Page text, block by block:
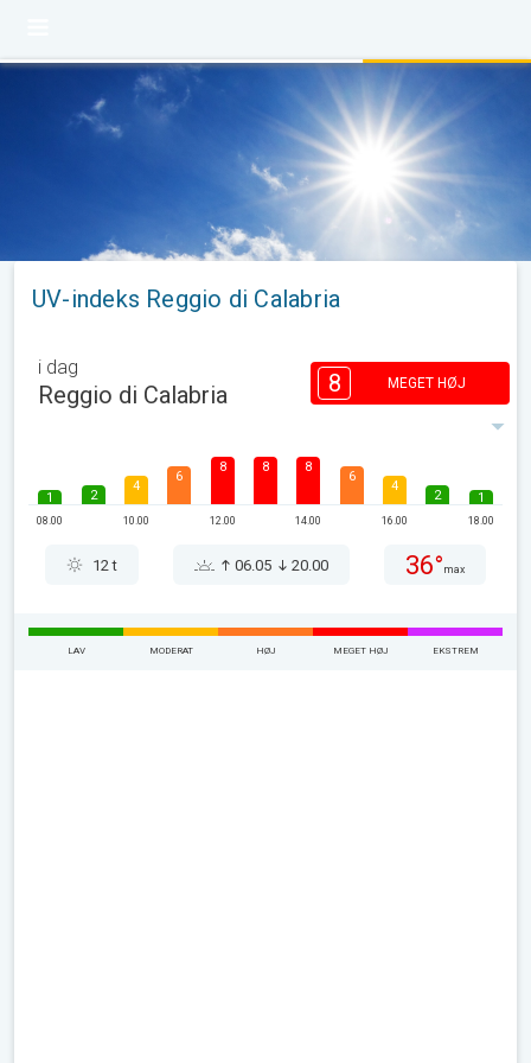
UV-indeks Reggio di Calabria
i dag
Reggio di Calabria 8 MEGET HØJ
1
08.00
2
4
10.00
6
8
12.00
8 8
14.00
6
4
16.00
2 1
18.00
12 t 06.05 20.00 36° max
LAV MODERAT HØJ MEGET HØJ EKSTREM